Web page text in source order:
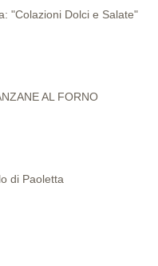
"Colazioni Dolci e Salate"
AL FORNO
di Paoletta